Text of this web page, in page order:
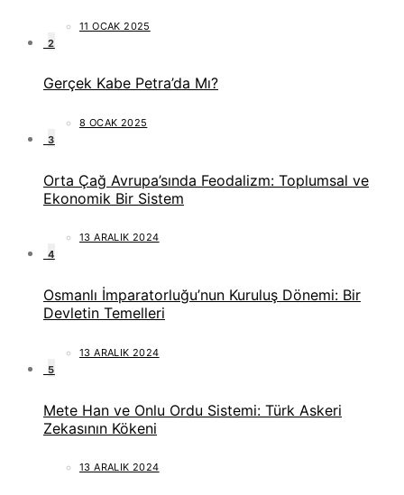
11 OCAK 2025
2
Gerçek Kabe Petra’da Mı?
8 OCAK 2025
3
Orta Çağ Avrupa’sında Feodalizm: Toplumsal ve
Ekonomik Bir Sistem
13 ARALIK 2024
4
Osmanlı İmparatorluğu’nun Kuruluş Dönemi: Bir
Devletin Temelleri
13 ARALIK 2024
5
Mete Han ve Onlu Ordu Sistemi: Türk Askeri
Zekasının Kökeni
13 ARALIK 2024